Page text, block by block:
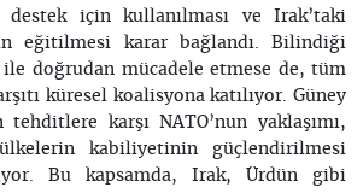
destek için kullanılması ve Irak’taki
eğitilmesi karar bağlandı. Bilindiği
doğrudan mücadele etmese de, tüm
küresel koalisyona katılıyor. Güney
tehditlere karşı NATO’nun yaklaşımı,
kabiliyetinin güçlendirilmesi
Bu kapsamda, Irak, Ürdün gibi